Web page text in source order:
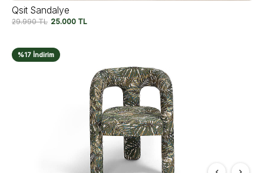
Qsit Sandalye
29.990TL 25.000 TL
%17 İndirim